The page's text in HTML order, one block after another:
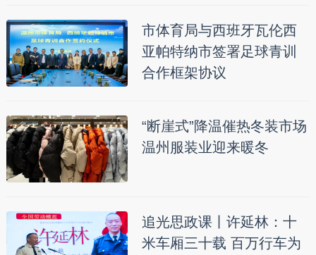
市体育局与西班牙瓦伦西
亚帕特纳市签署足球青训
合作框架协议
“断崖式”降温催热冬装市场
温州服装业迎来暖冬
追光思政课丨许延林：十
米车厢三十载 百万行车为